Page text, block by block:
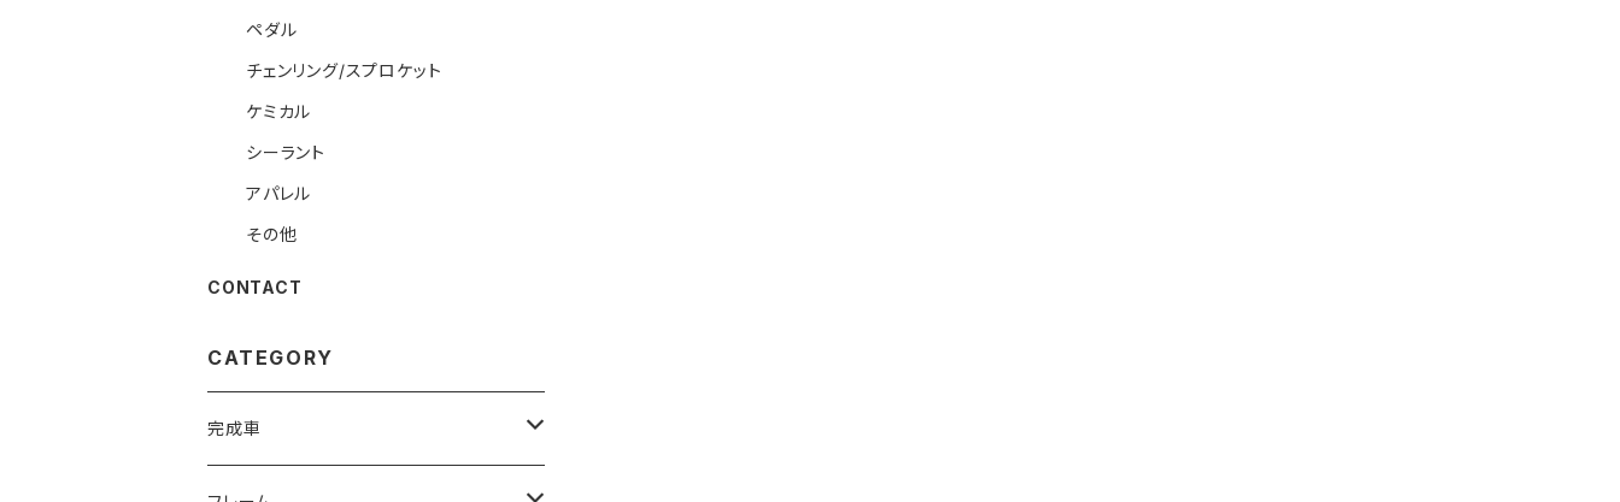
ペダル
チェンリング/スプロケット
ケミカル
シーラント
アパレル
その他
CONTACT
CATEGORY
完成車